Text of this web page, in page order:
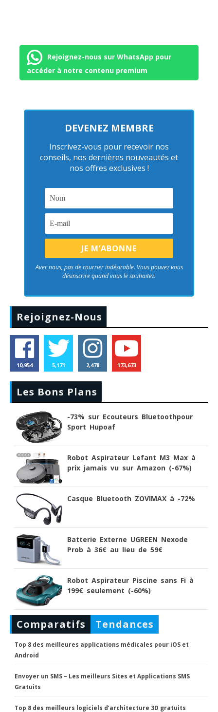
Rejoignez-nous sur WhatsApp pour
accéder à notre contenu premium
DEVENEZ MEMBRE
Inscrivez-vous pour recevoir nos
conseils, nos dernières nouveautés et
nos offres exclusives !
Avec nous, pas de courrier indésirable. Vous pouvez vous
désinscrire quand vous le souhaitez.
Rejoignez-Nous
10,954 5,171 2,478 173,673
Les Bons Plans
-73% sur Ecouteurs Bluetoothpour
Sport Hupoaf
Robot Aspirateur Lefant M3 Max à
prix jamais vu sur Amazon (-67%)
Casque Bluetooth ZOVIMAX à -72%
Batterie Externe UGREEN Nexode
Prob à 36€ au lieu de 59€
Robot Aspirateur Piscine sans Fi à
199€ seulement (-60%)
Comparatifs Tendances
Top 8 des meilleures applications médicales pour iOS et
Android
Envoyer un SMS – Les meilleurs Sites et Applications SMS
Gratuits
Top 8 des meilleurs logiciels d’architecture 3D gratuits